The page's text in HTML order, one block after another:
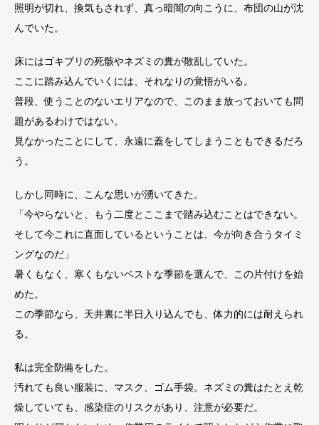
照明が切れ、換気もされず、真っ暗闇の向こうに、布団の山が沈
んでいた。
床にはゴキブリの死骸やネズミの糞が散乱していた。
ここに踏み込んでいくには、それなりの覚悟がいる。
普段、使うことのないエリアなので、このまま放っておいても問
題があるわけではない。
見なかったことにして、永遠に蓋をしてしまうこともできるだろ
う。
しかし同時に、こんな思いが湧いてきた。
「今やらないと、もう二度とここまで踏み込むことはできない。
そして今これに直面しているということは、今が向き合うタイミ
ングなのだ」
暑くもなく、寒くもないベストな季節を選んで、この片付けを始
めた。
この季節なら、天井裏に半日入り込んでも、体力的には耐えられ
る。
私は完全防備をした。
汚れても良い服装に、マスク、ゴム手袋。ネズミの糞はたとえ乾
燥していても、感染症のリスクがあり、注意が必要だ。